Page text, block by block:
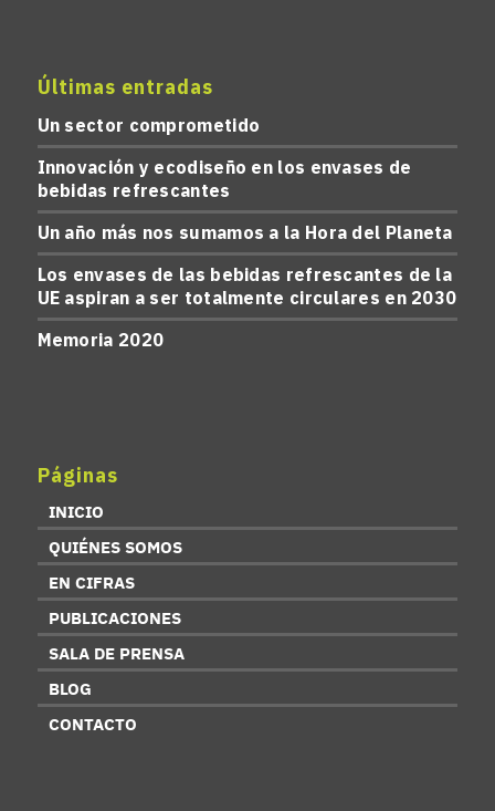
Últimas entradas
Un sector comprometido
Innovación y ecodiseño en los envases de
bebidas refrescantes
Un año más nos sumamos a la Hora del Planeta
Los envases de las bebidas refrescantes de la
UE aspiran a ser totalmente circulares en 2030
Memoria 2020
Páginas
INICIO
QUIÉNES SOMOS
EN CIFRAS
PUBLICACIONES
SALA DE PRENSA
BLOG
CONTACTO